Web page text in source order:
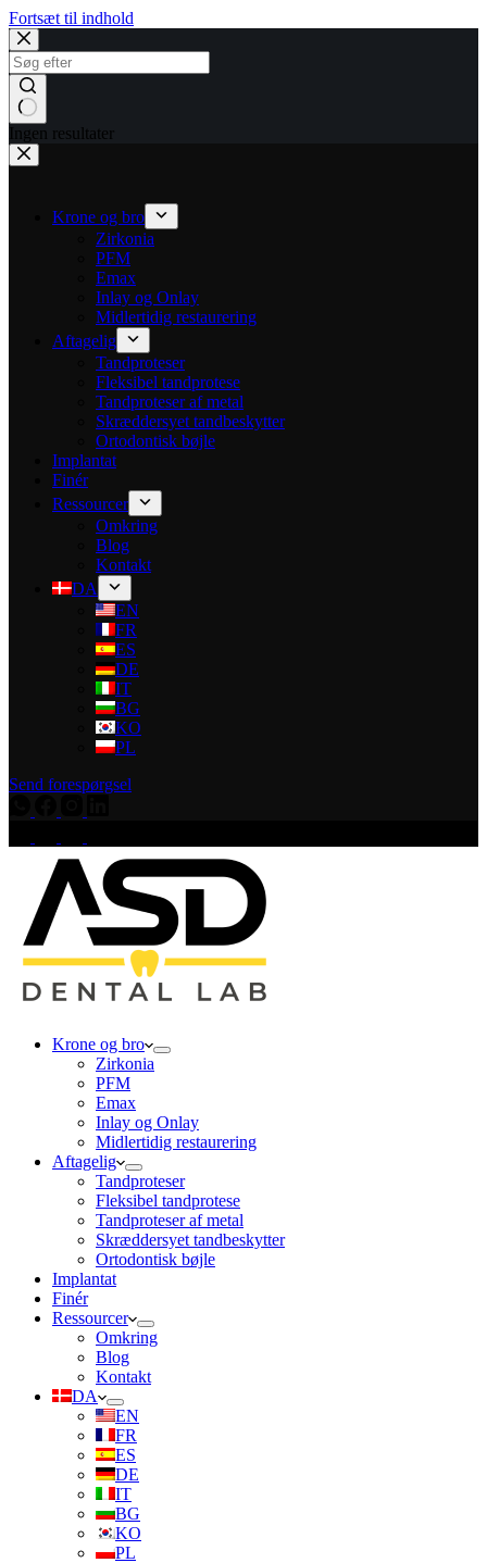
Fortsæt til indhold
Ingen resultater
Krone og bro
Zirkonia
PFM
Emax
Inlay og Onlay
Midlertidig restaurering
Aftagelig
Tandproteser
Fleksibel tandprotese
Tandproteser af metal
Skræddersyet tandbeskytter
Ortodontisk bøjle
Implantat
Finér
Ressourcer
Omkring
Blog
Kontakt
DA
EN
FR
ES
DE
IT
BG
KO
PL
Send forespørgsel
Krone og bro
Zirkonia
PFM
Emax
Inlay og Onlay
Midlertidig restaurering
Aftagelig
Tandproteser
Fleksibel tandprotese
Tandproteser af metal
Skræddersyet tandbeskytter
Ortodontisk bøjle
Implantat
Finér
Ressourcer
Omkring
Blog
Kontakt
DA
EN
FR
ES
DE
IT
BG
KO
PL